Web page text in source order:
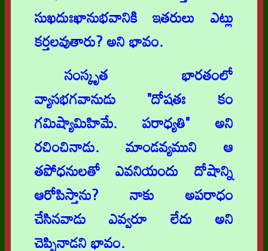
సుఖదుఃఖానుభవానికి ఇతరులు ఎట్లు
కర్తలవుతారు? అని భావం.
సంస్కృత భారతంలో
వ్యాసభగవానుడు "దోషతః కం
గమిష్యామిహిమే. పరాధ్యతి" అని
రచించినాడు. మాండవ్యముని ఆ
తపోధనులతో ఎవనియందు దోషాన్ని
ఆరోపిస్తాను? నాకు అపరాధం
చేసినవాడు ఎవ్వరూ లేదు అని
చెప్పినాడని భావం.